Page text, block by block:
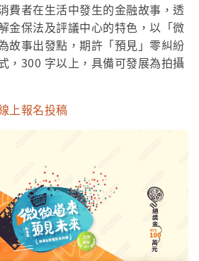
費者在生活中發生的金融故事，透
金保法及評議中心的特色，以「微
故事出發點，期許「預見」零糾紛
，300 字以上，具備可發展為拍攝
上報名投稿